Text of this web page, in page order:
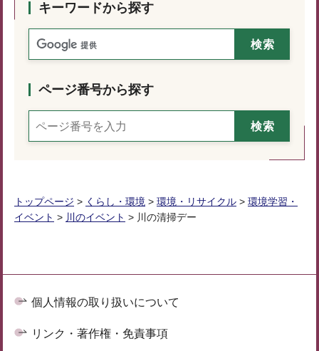
キーワードから探す
ページ番号から探す
トップページ > くらし・環境 > 環境・リサイクル > 環境学習・
イベント > 川のイベント > 川の清掃デー
個人情報の取り扱いについて
リンク・著作権・免責事項